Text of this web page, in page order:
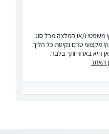
משפטי ו/או המלצה מכל סוג
מקצועי טרם נקיטת כל הליך.
היא באחריותך בלבד.
האתר